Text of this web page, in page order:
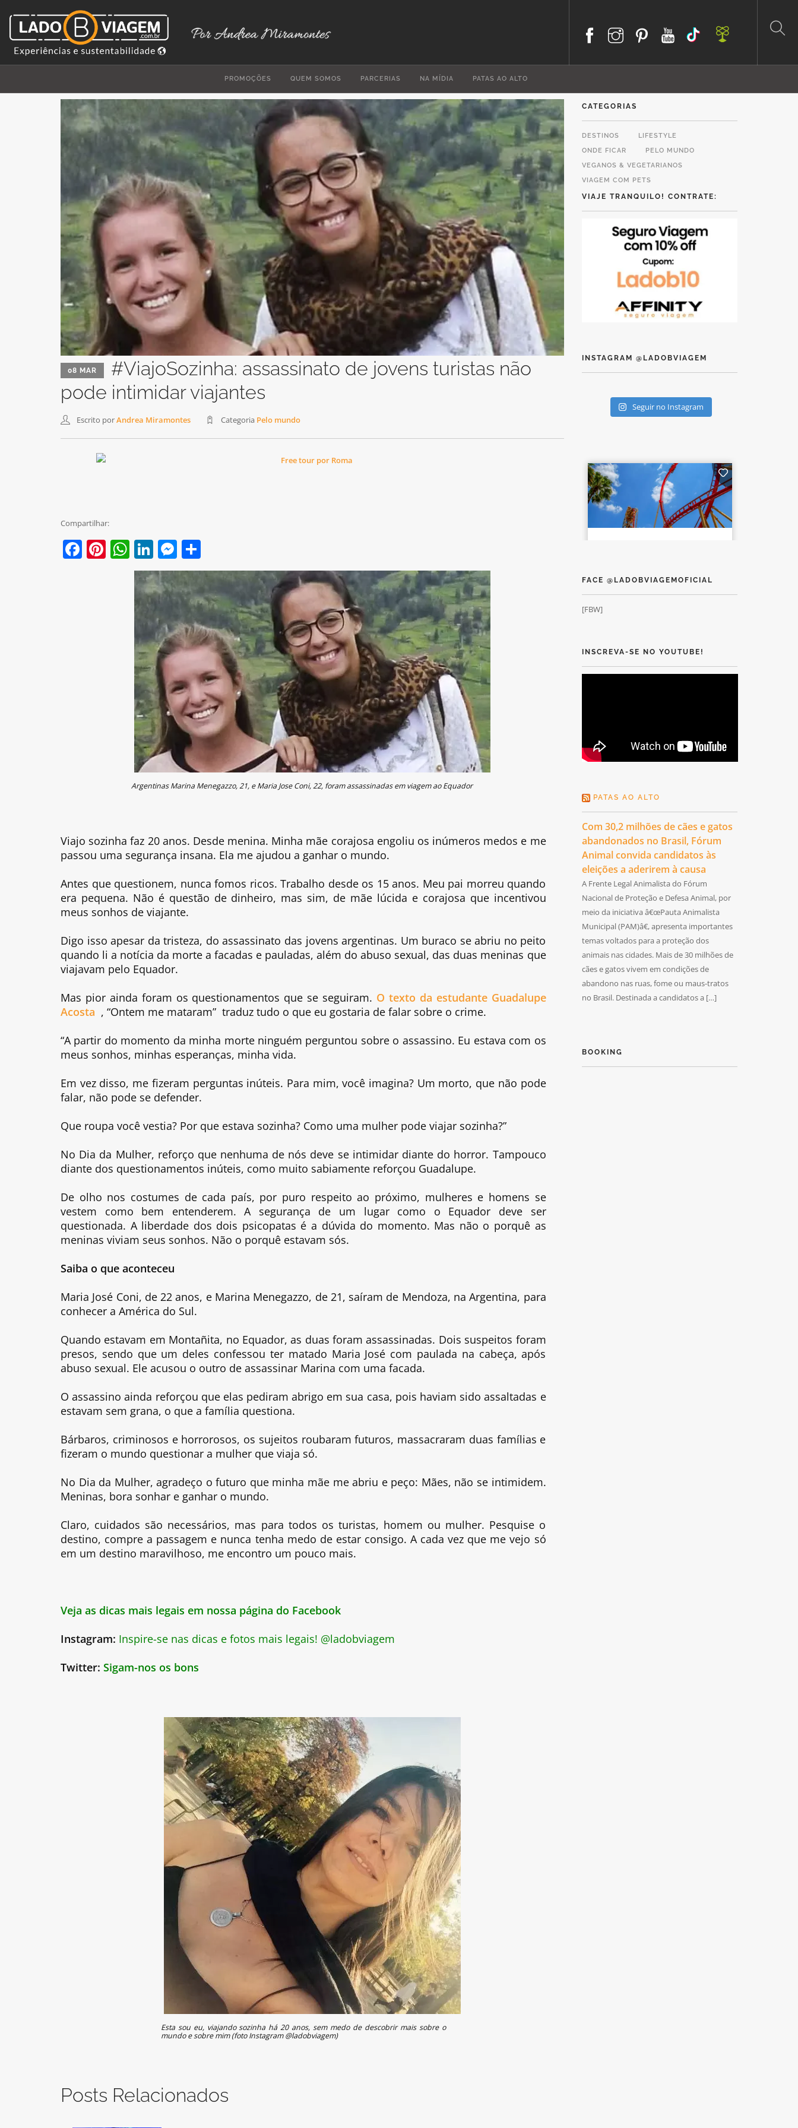
PROMOÇÕES QUEM SOMOS PARCERIAS NA MÍDIA PATAS AO ALTO
08 MAR
#ViajoSozinha: assassinato de jovens turistas não
pode intimidar viajantes
Escrito porAndrea Miramontes Categoria Pelo mundo
Compartilhar:
Facebook
Pinterest
WhatsApp
LinkedIn
Messenger
Argentinas Marina Menegazzo, 21, e Maria Jose Coni, 22, foram assassinadas em viagem ao Equador
Viajo sozinha faz 20 anos. Desde menina. Minha mãe corajosa engoliu os inúmeros medos e me
passou uma segurança insana. Ela me ajudou a ganhar o mundo.
Antes que questionem, nunca fomos ricos. Trabalho desde os 15 anos. Meu pai morreu quando
era pequena. Não é questão de dinheiro, mas sim, de mãe lúcida e corajosa que incentivou
meus sonhos de viajante.
Digo isso apesar da tristeza, do assassinato das jovens argentinas. Um buraco se abriu no peito
quando li a notícia da morte a facadas e pauladas, além do abuso sexual, das duas meninas que
viajavam pelo Equador.
Mas pior ainda foram os questionamentos que se seguiram. O texto da estudante Guadalupe
Acosta , “Ontem me mataram” traduz tudo o que eu gostaria de falar sobre o crime.
“A partir do momento da minha morte ninguém perguntou sobre o assassino. Eu estava com os
meus sonhos, minhas esperanças, minha vida.
Em vez disso, me fizeram perguntas inúteis. Para mim, você imagina? Um morto, que não pode
falar, não pode se defender.
Que roupa você vestia? Por que estava sozinha? Como uma mulher pode viajar sozinha?”
No Dia da Mulher, reforço que nenhuma de nós deve se intimidar diante do horror. Tampouco
diante dos questionamentos inúteis, como muito sabiamente reforçou Guadalupe.
De olho nos costumes de cada país, por puro respeito ao próximo, mulheres e homens se
vestem como bem entenderem. A segurança de um lugar como o Equador deve ser
questionada. A liberdade dos dois psicopatas é a dúvida do momento. Mas não o porquê as
meninas viviam seus sonhos. Não o porquê estavam sós.
Saiba o que aconteceu
Maria José Coni, de 22 anos, e Marina Menegazzo, de 21, saíram de Mendoza, na Argentina, para
conhecer a América do Sul.
Quando estavam em Montañita, no Equador, as duas foram assassinadas. Dois suspeitos foram
presos, sendo que um deles confessou ter matado Maria José com paulada na cabeça, após
abuso sexual. Ele acusou o outro de assassinar Marina com uma facada.
O assassino ainda reforçou que elas pediram abrigo em sua casa, pois haviam sido assaltadas e
estavam sem grana, o que a família questiona.
Bárbaros, criminosos e horrorosos, os sujeitos roubaram futuros, massacraram duas famílias e
fizeram o mundo questionar a mulher que viaja só.
No Dia da Mulher, agradeço o futuro que minha mãe me abriu e peço: Mães, não se intimidem.
Meninas, bora sonhar e ganhar o mundo.
Claro, cuidados são necessários, mas para todos os turistas, homem ou mulher. Pesquise o
destino, compre a passagem e nunca tenha medo de estar consigo. A cada vez que me vejo só
em um destino maravilhoso, me encontro um pouco mais.
Veja as dicas mais legais em nossa página do Facebook
Instagram: Inspire-se nas dicas e fotos mais legais! @ladobviagem
Twitter: Sigam-nos os bons
Esta sou eu, viajando sozinha há 20 anos, sem medo de descobrir mais sobre o
mundo e sobre mim (foto Instagram @ladobviagem)
Posts Relacionados
CATEGORIAS
DESTINOS
LIFESTYLE
ONDE FICAR
PELO MUNDO
VEGANOS & VEGETARIANOS
VIAGEM COM PETS
VIAJE TRANQUILO! CONTRATE:
INSTAGRAM @LADOBVIAGEM
Seguir no Instagram
FACE @LADOBVIAGEMOFICIAL
[FBW]
INSCREVA-SE NO YOUTUBE!
PATAS AO ALTO
Com 30,2 milhões de cães e gatos
abandonados no Brasil, Fórum
Animal convida candidatos às
eleições a aderirem à causa
A Frente Legal Animalista do Fórum
Nacional de Proteção e Defesa Animal, por
meio da iniciativa â€œPauta Animalista
Municipal (PAM)â€, apresenta importantes
temas voltados para a proteção dos
animais nas cidades. Mais de 30 milhões de
cães e gatos vivem em condições de
abandono nas ruas, fome ou maus-tratos
no Brasil. Destinada a candidatos a […]
BOOKING